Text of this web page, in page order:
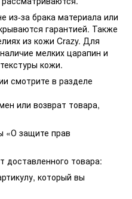
из-за брака материала или
гарантией. Также
из кожи Crazy. Для
мелких царапин и
кожи.
смотрите в разделе
или возврат товара,
«О защите прав
доставленного товара:
который вы